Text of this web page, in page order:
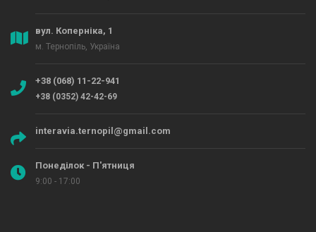
вул. Коперніка, 1
м. Тернопіль, Україна
+38 (068) 11-22-941
+38 (0352) 42-42-69
interavia.ternopil@gmail.com
Понеділок - П'ятниця
9:00 - 17:00